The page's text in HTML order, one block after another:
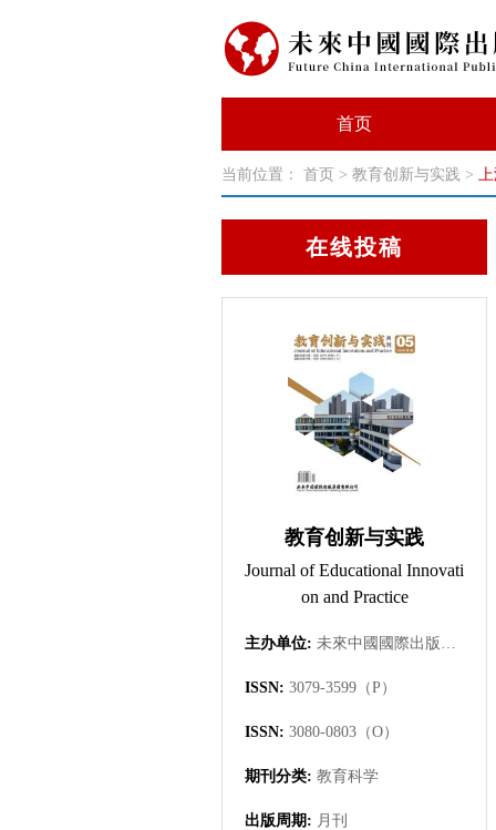
首页
当前位置： 首页 > 教育创新与实践 >
在线投稿
教育创新与实践
Journal of Educational Innovati
on and Practice
主办单位: 未來中國國際出版集團有限公司
ISSN: 3079-3599（P）
ISSN: 3080-0803（O）
期刊分类: 教育科学
出版周期: 月刊